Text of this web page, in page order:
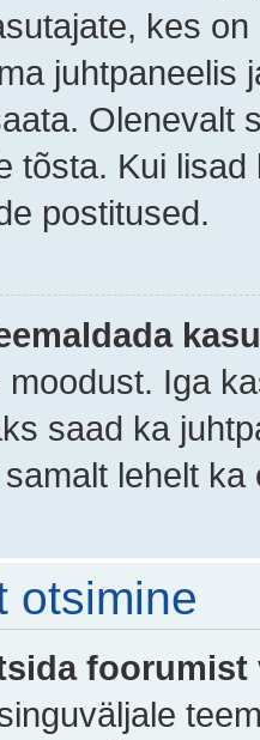
kes
juhtpaneelis
Olenevalt
tõsta. Kui
postitused.
Iga
saad ka
lehelt ka
otsimine